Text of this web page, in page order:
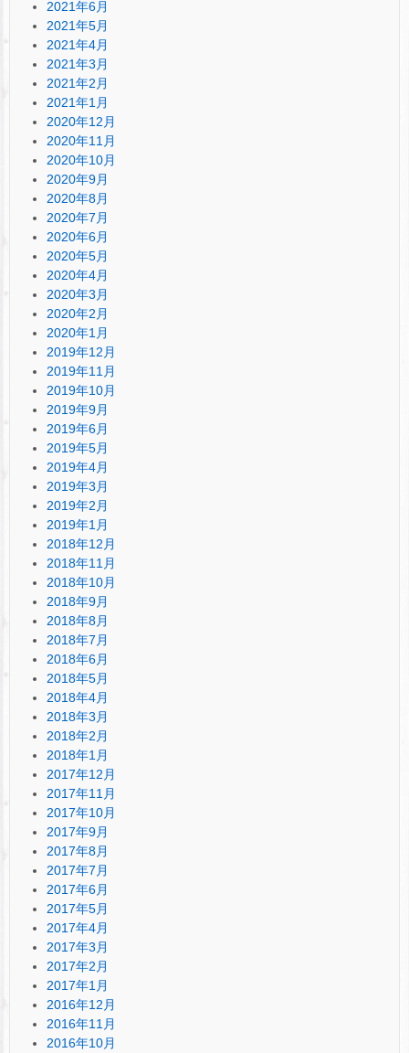
2021年6月
2021年5月
2021年4月
2021年3月
2021年2月
2021年1月
2020年12月
2020年11月
2020年10月
2020年9月
2020年8月
2020年7月
2020年6月
2020年5月
2020年4月
2020年3月
2020年2月
2020年1月
2019年12月
2019年11月
2019年10月
2019年9月
2019年6月
2019年5月
2019年4月
2019年3月
2019年2月
2019年1月
2018年12月
2018年11月
2018年10月
2018年9月
2018年8月
2018年7月
2018年6月
2018年5月
2018年4月
2018年3月
2018年2月
2018年1月
2017年12月
2017年11月
2017年10月
2017年9月
2017年8月
2017年7月
2017年6月
2017年5月
2017年4月
2017年3月
2017年2月
2017年1月
2016年12月
2016年11月
2016年10月